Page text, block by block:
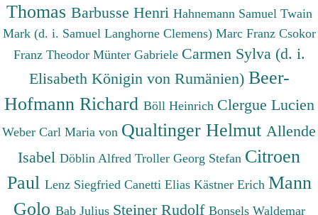
Thomas Barbusse Henri Hahnemann Samuel Twain
Mark (d. i. Samuel Langhorne Clemens) Marc Franz Csokor
Franz Theodor Münter Gabriele Carmen Sylva (d. i.
Elisabeth Königin von Rumänien) Beer-
Hofmann Richard Böll Heinrich Clergue Lucien
Weber Carl Maria von Qualtinger Helmut Allende
Isabel Döblin Alfred Troller Georg Stefan Citroen
Paul Lenz Siegfried Canetti Elias Kästner Erich Mann
Golo Bab Julius Steiner Rudolf Bonsels Waldemar